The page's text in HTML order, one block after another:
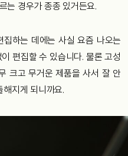
는 경우가 종종 있거든요.
하는 데에는 사실 요즘 나오는
편집할 수 있습니다. 물론 고성
크고 무거운 제품을 사서 잘 안
지게 되니까요.